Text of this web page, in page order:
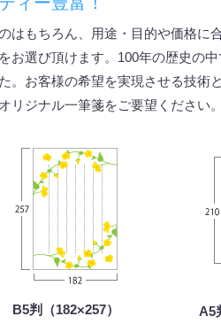
はもちろん、用途・目的や価格に
お選び頂けます。100年の歴史の
。お客様の希望を実現させる技術
リジナル一筆箋をご要望ください。
B5判（182×257） A5